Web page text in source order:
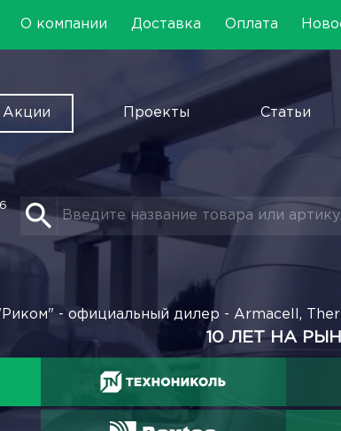
О компании Доставка Оплата
Акции Проекты Статьи
- официальный дилер - Armacell,
10 ЛЕТ НА